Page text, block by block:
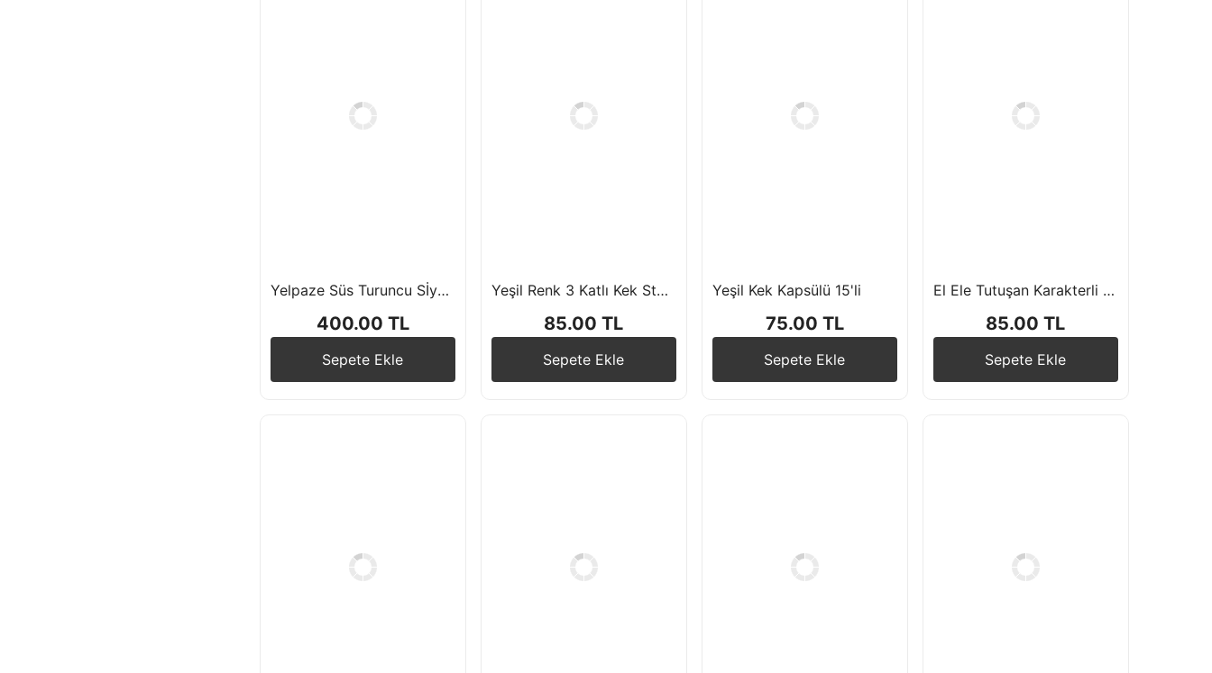
Yelpaze Süs Turuncu Sİyah Renk Desenli 6'lı
400.00 TL
Sepete Ekle
Yeşil Renk 3 Katlı Kek Standı
85.00 TL
Sepete Ekle
Yeşil Kek Kapsülü 15'li
75.00 TL
Sepete Ekle
El Ele Tutuşan Karakterli Uzar Süs Banner
85.00 TL
Sepete Ekle